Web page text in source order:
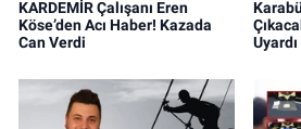
KARDEMİR Çalışanı Eren
Köse’den Acı Haber! Kazada
Can Verdi
Uyardı